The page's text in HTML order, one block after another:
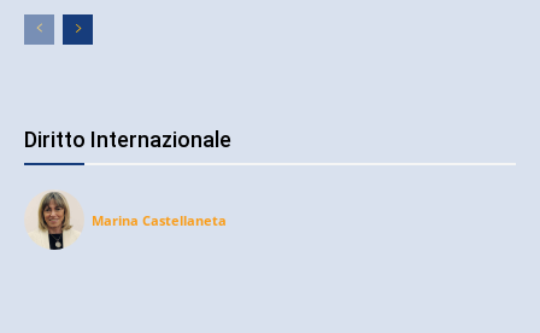
Diritto Internazionale
Marina Castellaneta